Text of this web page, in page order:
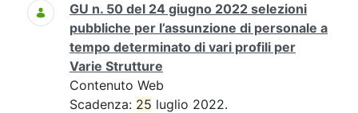
GU n. 50 del 24 giugno 2022 selezioni
pubbliche per l’assunzione di personale a
tempo determinato di vari profili per
Varie Strutture
Contenuto Web
Scadenza: 25 luglio 2022.